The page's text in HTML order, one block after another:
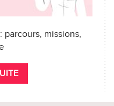
missions,